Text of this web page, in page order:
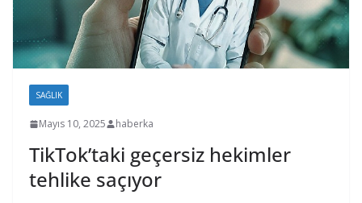
SAĞLIK
Mayıs 10, 2025 haberka
TikTok’taki geçersiz hekimler
tehlike saçıyor